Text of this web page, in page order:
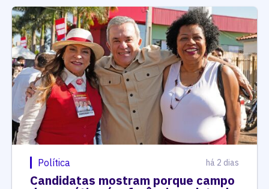
Política há 2 dias
Candidatas mostram porque campo